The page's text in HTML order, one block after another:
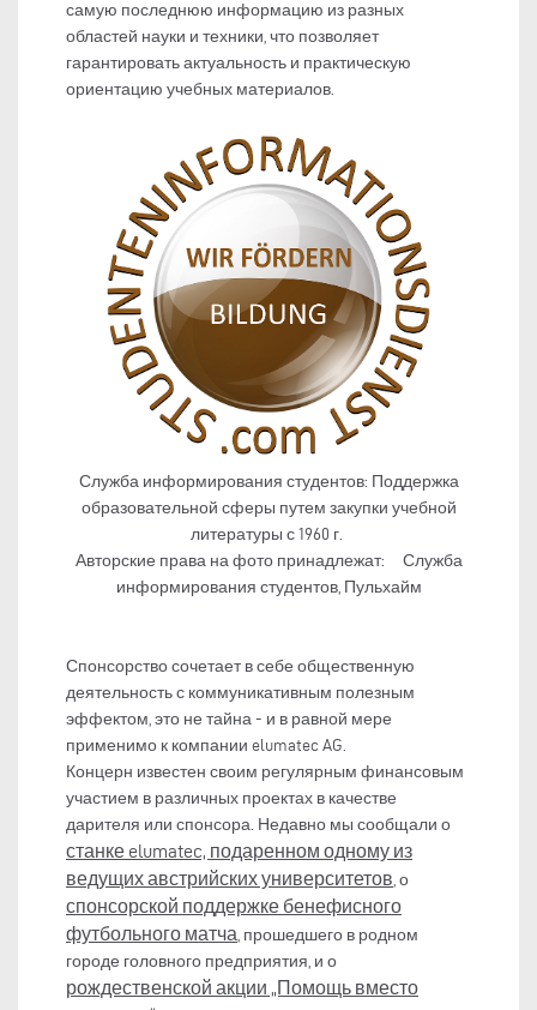
самую последнюю информацию из разных
областей науки и техники, что позволяет
гарантировать актуальность и практическую
ориентацию учебных материалов.
Служба информирования студентов: Поддержка
образовательной сферы путем закупки учебной
литературы с 1960 г.
Авторские права на фото принадлежат: Служба
информирования студентов, Пульхайм
Спонсорство сочетает в себе общественную
деятельность с коммуникативным полезным
эффектом, это не тайна - и в равной мере
применимо к компании elumatec AG.
Концерн известен своим регулярным финансовым
участием в различных проектах в качестве
дарителя или спонсора. Недавно мы сообщали о
станке elumatec, подаренном одному из
ведущих австрийских университетов, о
спонсорской поддержке бенефисного
футбольного матча, прошедшего в родном
городе головного предприятия, и о
рождественской акции „Помощь вместо